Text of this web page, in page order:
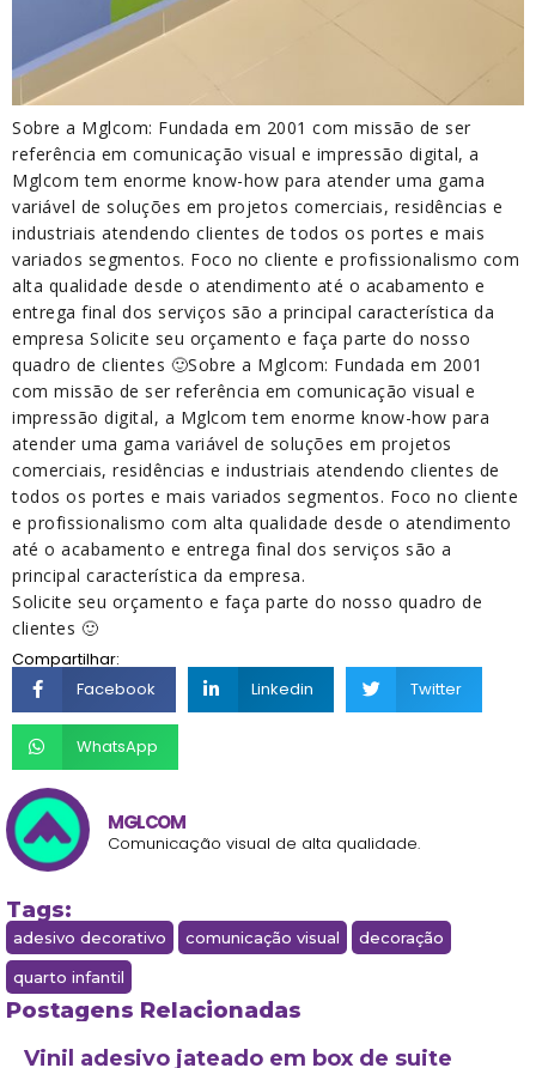
Sobre a Mglcom: Fundada em 2001 com missão de ser
referência em comunicação visual e impressão digital, a
Mglcom tem enorme know-how para atender uma gama
variável de soluções em projetos comerciais, residências e
industriais atendendo clientes de todos os portes e mais
variados segmentos. Foco no cliente e profissionalismo com
alta qualidade desde o atendimento até o acabamento e
entrega final dos serviços são a principal característica da
empresa Solicite seu orçamento e faça parte do nosso
quadro de clientes 🙂Sobre a Mglcom: Fundada em 2001
com missão de ser referência em comunicação visual e
impressão digital, a Mglcom tem enorme know-how para
atender uma gama variável de soluções em projetos
comerciais, residências e industriais atendendo clientes de
todos os portes e mais variados segmentos. Foco no cliente
e profissionalismo com alta qualidade desde o atendimento
até o acabamento e entrega final dos serviços são a
principal característica da empresa.
Solicite seu orçamento e faça parte do nosso quadro de
clientes 🙂
Compartilhar:
Facebook
Linkedin Twitter
WhatsApp
MGLCOM
Comunicação visual de alta qualidade.
Tags:
adesivo decorativo comunicação visual decoração
quarto infantil
Postagens Relacionadas
Vinil adesivo jateado em box de suite